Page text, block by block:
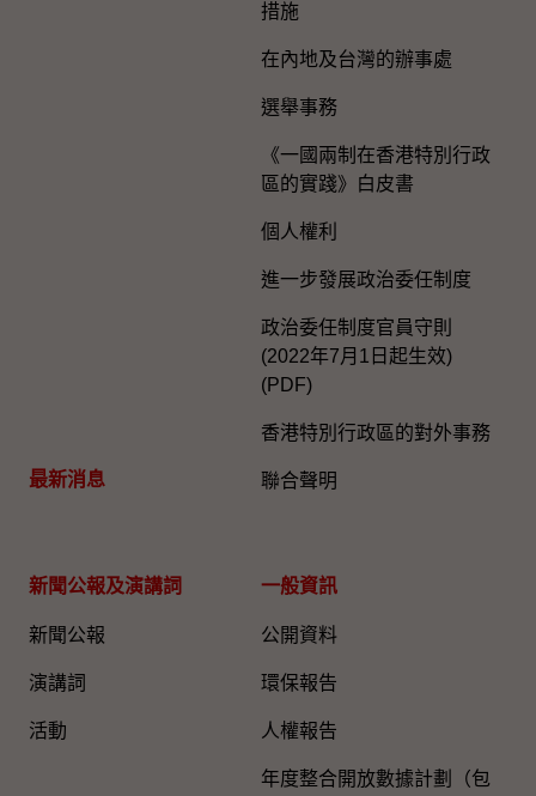
最新消息
措施
在內地及台灣的辦事處
選舉事務
《一國兩制在香港特別行政
區的實踐》白皮書
個人權利
進一步發展政治委任制度
政治委任制度官員守則
(2022年7月1日起生效)
(PDF)
香港特別行政區的對外事務
聯合聲明
新聞公報及演講詞
新聞公報
演講詞
活動
一般資訊​
公開資料
環保報告
人權報告
年度整合開放數據計劃（包